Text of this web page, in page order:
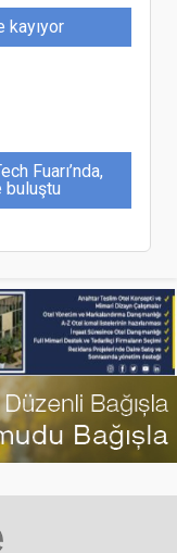
kayıyor
Fuarı’nda,
buluştu
başladı
yatırım